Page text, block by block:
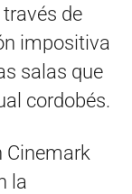
de
impositiva
salas que
cordobés.
Cinemark
la